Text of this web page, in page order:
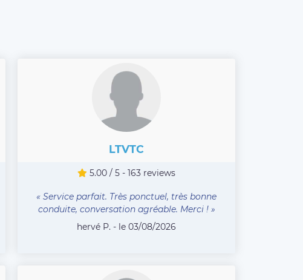
LTVTC
5.00 / 5 - 163 reviews
« Service parfait. Très ponctuel, très bonne
conduite, conversation agréable. Merci ! »
hervé P. - le 03/08/2026